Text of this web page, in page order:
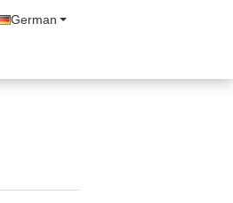
German